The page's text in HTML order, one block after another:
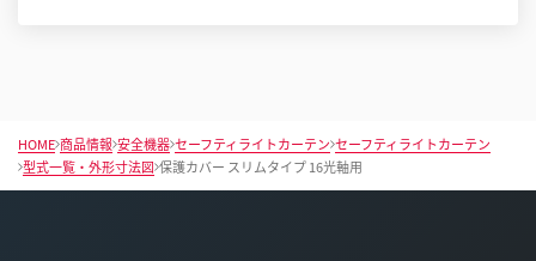
HOME 商品情報 安全機器 セーフティライトカーテン セーフティライトカーテン
型式一覧・外形寸法図 保護カバー スリムタイプ 16光軸用